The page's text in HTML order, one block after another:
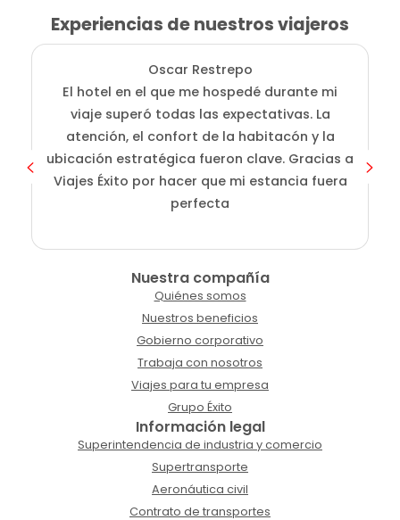
Experiencias de nuestros viajeros
Oscar Restrepo
El hotel en el que me hospedé durante mi
viaje superó todas las expectativas. La
atención, el confort de la habitacón y la
ubicación estratégica fueron clave. Gracias a
Viajes Éxito por hacer que mi estancia fuera
perfecta
Nuestra compañía
Quiénes somos
Nuestros beneficios
Gobierno corporativo
Trabaja con nosotros
Viajes para tu empresa
Grupo Éxito
Información legal
Superintendencia de industria y comercio
Supertransporte
Aeronáutica civil
Contrato de transportes